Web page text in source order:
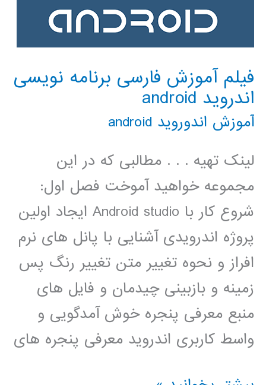
فیلم آموزش فارسی برنامه نویسی
اندروید android
آموزش اندوروید android
لینک تهیه . . . مطالبی که در این
مجموعه خواهید آموخت فصل اول:
شروع کار با Android studio ایجاد اولین
پروژه اندرویدی آشنایی با پانل های نرم
افراز و نحوه تغییر متن تغییر رنگ پس
زمینه و بازبینی چیدمان و فایل های
منبع معرفی پنجره خوش آمدگویی و
واسط کاربری اندروید معرفی پنجره های